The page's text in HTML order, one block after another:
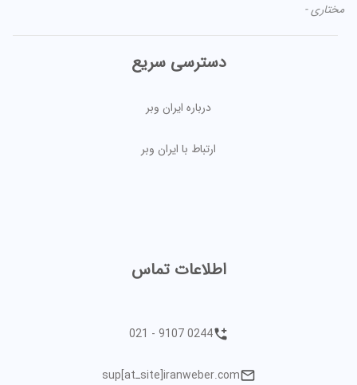
مختاری -
دسترسی سریع
درباره ایران وبر
ارتباط با ایران وبر
اطلاعات تماس
021 - 9107 0244
sup[atـsite]iranweber.com